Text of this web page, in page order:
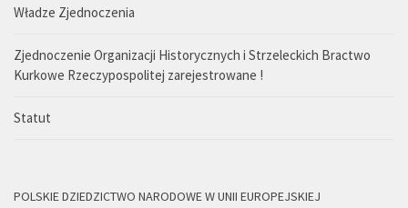
Władze Zjednoczenia
Zjednoczenie Organizacji Historycznych i Strzeleckich Bractwo
Kurkowe Rzeczypospolitej zarejestrowane !
Statut
POLSKIE DZIEDZICTWO NARODOWE W UNII EUROPEJSKIEJ